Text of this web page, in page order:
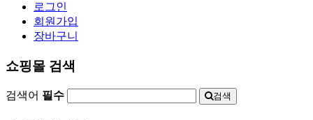
로그인
회원가입
장바구니
쇼핑몰 검색
검색어 필수 검색